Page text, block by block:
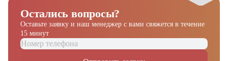
Остались вопросы?
Оставьте заявку и наш менеджер с вами свяжется в течение
15 минут